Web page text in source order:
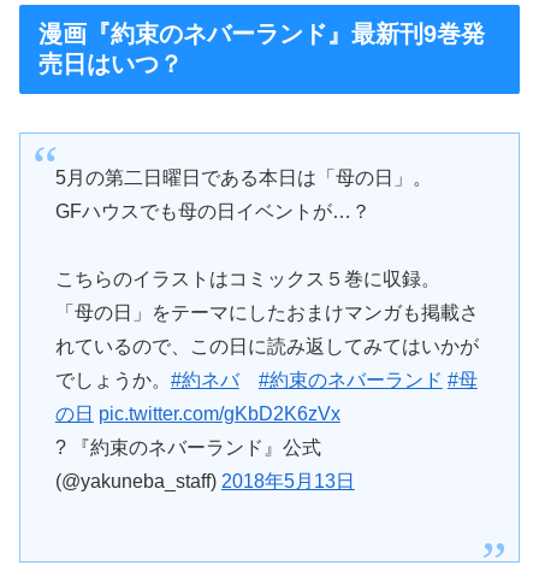
漫画『約束のネバーランド』最新刊9巻発
売日はいつ？
5月の第二日曜日である本日は「母の日」。
GFハウスでも母の日イベントが…？
こちらのイラストはコミックス５巻に収録。
「母の日」をテーマにしたおまけマンガも掲載さ
れているので、この日に読み返してみてはいかが
でしょうか。 #約ネバ #約束のネバーランド #母
の日 pic.twitter.com/gKbD2K6zVx
? 『約束のネバーランド』公式
(@yakuneba_staff) 2018年5月13日